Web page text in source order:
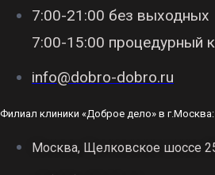
7:00-21:00 без выходных
7:00-15:00 процедурный
info@dobro-dobro.ru
Филиал клиники «Доброе дело» в г.Москва:
Москва, Щелковское шоссе